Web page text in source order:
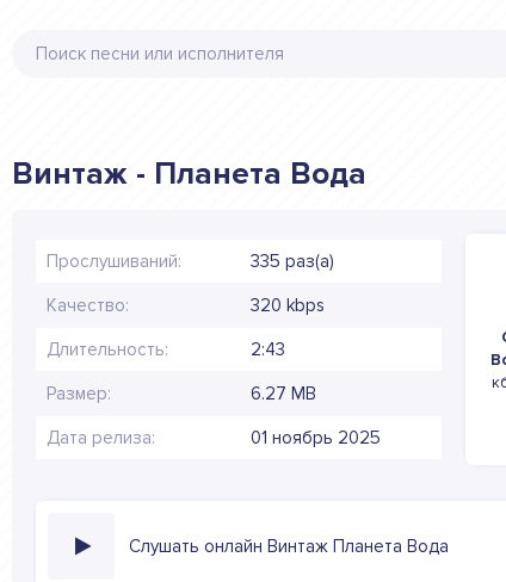
Винтаж - Планета Вода
Прослушиваний: 335 раз(а)
Качество: 320 kbps
Длительность: 2:43
Размер: 6.27 MB
Дата релиза: 01 ноябрь 2025
Слушать онлайн Винтаж Планета Вода